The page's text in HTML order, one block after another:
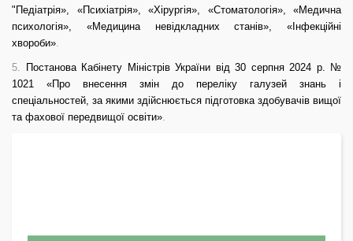
"Педіатрія», «Психіатрія», «Хірургія», «Стоматологія», «Медична
психологія», «Медицина невідкладних станів», «Інфекційні
хвороби».
5.
Постанова Кабінету Міністрів України від 30 серпня 2024 р. №
1021 «Про внесення змін до переліку галузей знань і
спеціальностей, за якими здійснюється підготовка здобувачів вищої
та фахової передвищої освіти».